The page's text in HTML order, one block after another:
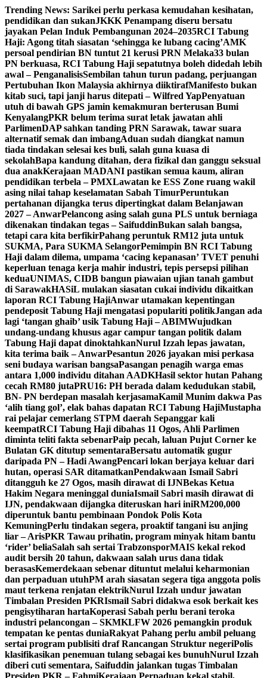
Skip
to
content
Trending News: Sarikei perlu perkasa kemudahan kesihatan,
pendidikan dan sukanJKKK Penampang diseru bersatu
jayakan Pelan Induk Pembangunan 2024–2035RCI Tabung
Haji: Agong titah siasatan ‘sehingga ke lubang cacing’AMK
persoal pendirian BN tuntut 21 kerusi PRN Melaka33 bulan
PN berkuasa, RCI Tabung Haji sepatutnya boleh didedah lebih
awal – PenganalisisSembilan tahun turun padang, perjuangan
Pertubuhan Ikon Malaysia akhirnya diiktirafManifesto bukan
kitab suci, tapi janji harus ditepati – Wilfred YapPenyatuan
utuh di bawah GPS jamin kemakmuran berterusan Bumi
KenyalangPKR belum terima surat letak jawatan ahli
ParlimenDAP sahkan tanding PRN Sarawak, tawar suara
alternatif semak dan imbangAduan sudah diangkat namun
tiada tindakan selesai kes buli, salah guna kuasa di
sekolahBapa kandung ditahan, dera fizikal dan ganggu seksual
dua anakKerajaan MADANI pastikan semua kaum, aliran
pendidikan terbela – PMXLawatan ke ESS Zone ruang wakil
asing nilai tahap keselamatan Sabah TimurPeruntukan
pertahanan dijangka terus dipertingkat dalam Belanjawan
2027 – AnwarPelancong asing salah guna PLS untuk berniaga
dikenakan tindakan tegas – SaifuddinBukan salah bangsa,
tetapi cara kita berfikirPahang peruntuk RM12 juta untuk
SUKMA, Para SUKMA SelangorPemimpin BN RCI Tabung
Haji dalam dilema, umpama ‘cacing kepanasan’ TVET penuhi
keperluan tenaga kerja mahir industri, tepis persepsi pilihan
keduaUNIMAS, CIDB bangun piawaian ujian tanah gambut
di SarawakHASiL mulakan siasatan cukai individu dikaitkan
laporan RCI Tabung HajiAnwar utamakan kepentingan
pendeposit Tabung Haji mengatasi populariti politikJangan ada
lagi ‘tangan ghaib’ usik Tabung Haji – ABIMWujudkan
undang-undang khusus agar campur tangan politik dalam
Tabung Haji dapat dinoktahkanNurul Izzah lepas jawatan,
kita terima baik – AnwarPesantun 2026 jayakan misi perkasa
seni budaya warisan bangsaPasangan penagih warga emas
antara 1,000 individu ditahan AADKHasil sektor hutan Pahang
cecah RM80 jutaPRU16: PH berada dalam kedudukan stabil,
BN- PN berdepan masalah kerjasamaKamil Munim dakwa Pas
‘alih tiang gol’, elak bahas dapatan RCI Tabung HajiMustapha
rai pelajar cemerlang STPM daerah Sepanggar kali
keempatRCI Tabung Haji dibahas 11 Ogos, Ahli Parlimen
diminta teliti fakta sebenarPaip pecah, laluan Pujut Corner ke
Bulatan GK ditutup sementaraBersatu automatik gugur
daripada PN – Hadi AwangPencari lokan berjaya keluar dari
hutan, operasi SAR ditamatkanPendakwaan Ismail Sabri
ditangguh ke 27 Ogos, masih dirawat di IJNBekas Ketua
Hakim Negara meninggal duniaIsmail Sabri masih dirawat di
IJN, pendakwaan dijangka diteruskan hari iniRM200,000
diperuntuk bantu pembinaan Pondok Polis Kota
KemuningPerlu tindakan segera, proaktif tangani isu anjing
liar – ArisPKR Tawau prihatin, program minyak hitam bantu
‘rider’ beliaSalah sah sertai TrabzonsporMAIS kekal rekod
audit bersih 20 tahun, dakwaan salah urus dana tidak
berasasKemerdekaan sebenar dituntut melalui keharmonian
dan perpaduan utuhPM arah siasatan segera tiga anggota polis
maut terkena renjatan elektrikNurul Izzah undur jawatan
Timbalan Presiden PKRIsmail Sabri didakwa esok berkait kes
pengisytiharan hartaKoperasi Sabah perlu berani teroka
industri pelancongan – SKMKLFW 2026 pemangkin produk
tempatan ke pentas duniaRakyat Pahang perlu ambil peluang
sertai program publisiti draf Rancangan Struktur negeriPolis
klasifikasikan penemuan tulang sebagai kes bunuhNurul Izzah
diberi cuti sementara, Saifuddin jalankan tugas Timbalan
Presiden PKR – FahmiKerajaan Perpaduan kekal stabil,